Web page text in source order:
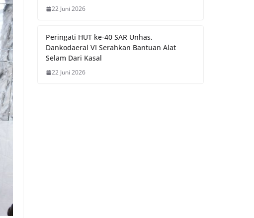
22 Juni 2026
Peringati HUT ke-40 SAR Unhas,
Dankodaeral VI Serahkan Bantuan Alat
Selam Dari Kasal
22 Juni 2026